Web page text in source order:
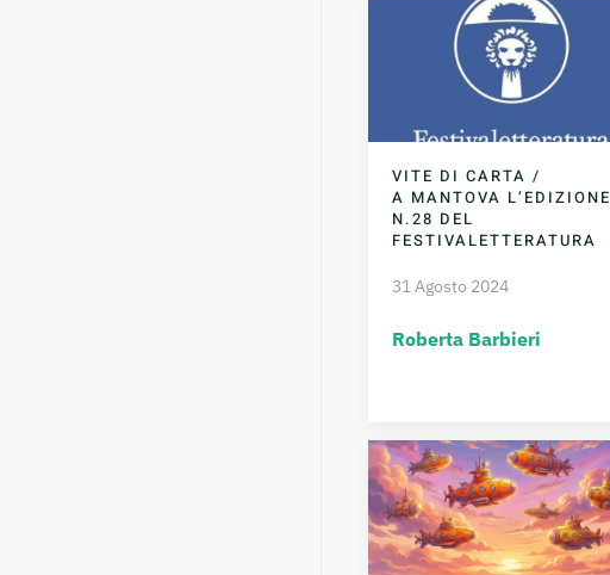
VITE DI CARTA /
A MANTOVA L’EDIZIONE
N.28 DEL
FESTIVALETTERATURA
31 Agosto 2024
Roberta Barbieri